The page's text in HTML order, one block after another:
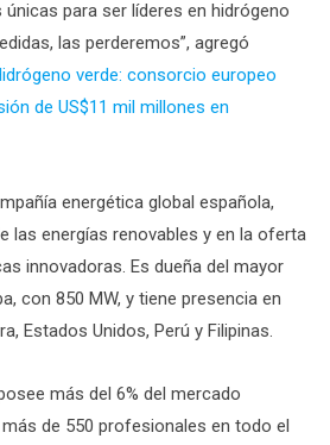
para ser líderes en hidrógeno
las perderemos”, agregó
verde: consorcio europeo
de US$11 mil millones en
energética global española,
las energías renovables y en la oferta
innovadoras. Es dueña del mayor
con 850 MW, y tiene presencia en
Estados Unidos, Perú y Filipinas.
más del 6% del mercado
de 550 profesionales en todo el